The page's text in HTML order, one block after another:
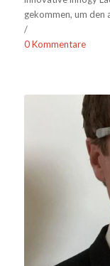
gekommen, um den
/
0 Kommentare